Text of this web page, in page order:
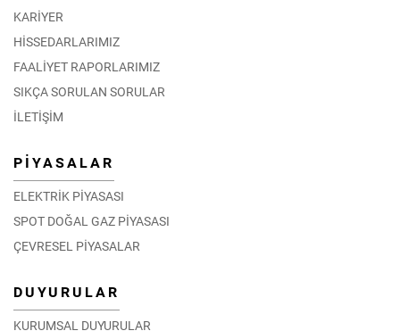
KARİYER
HİSSEDARLARIMIZ
FAALİYET RAPORLARIMIZ
SIKÇA SORULAN SORULAR
İLETİŞİM
PİYASALAR
ELEKTRİK PİYASASI
SPOT DOĞAL GAZ PİYASASI
ÇEVRESEL PİYASALAR
DUYURULAR
KURUMSAL DUYURULAR